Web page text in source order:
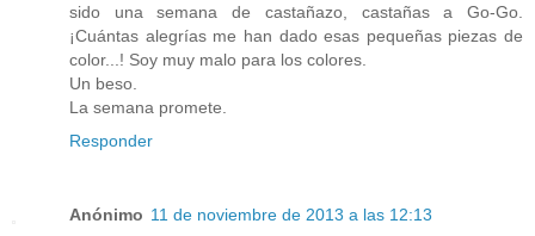
sido una semana de castañazo, castañas a Go-Go.
¡Cuántas alegrías me han dado esas pequeñas piezas de
color...! Soy muy malo para los colores.
Un beso.
La semana promete.
Responder
Anónimo 11 de noviembre de 2013 a las 12:13